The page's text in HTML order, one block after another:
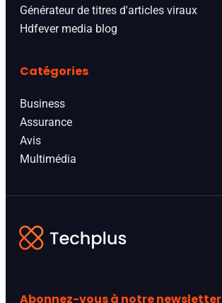
Générateur de titres d'articles viraux
Hdfever media blog
Catégories
Business
Assurance
Avis
Multimédia
Abonnez-vous à notre newsletter